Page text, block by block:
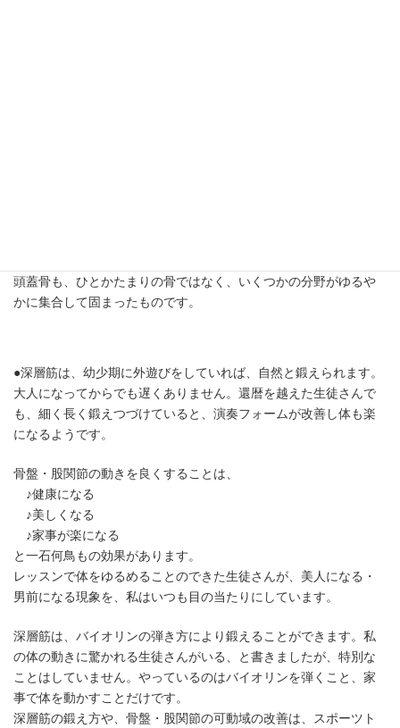
頭蓋骨も、ひとかたまりの骨ではなく、いくつかの分野がゆるや
かに集合して固まったものです。
●深層筋は、幼少期に外遊びをしていれば、自然と鍛えられます。
大人になってからでも遅くありません。還暦を越えた生徒さんで
も、細く長く鍛えつづけていると、演奏フォームが改善し体も楽
になるようです。
骨盤・股関節の動きを良くすることは、
♪健康になる
♪美しくなる
♪家事が楽になる
と一石何鳥もの効果があります。
レッスンで体をゆるめることのできた生徒さんが、美人になる・
男前になる現象を、私はいつも目の当たりにしています。
深層筋は、バイオリンの弾き方により鍛えることができます。私
の体の動きに驚かれる生徒さんがいる、と書きましたが、特別な
ことはしていません。やっているのはバイオリンを弾くこと、家
事で体を動かすことだけです。
深層筋の鍛え方や、骨盤・股関節の可動域の改善は、スポーツト